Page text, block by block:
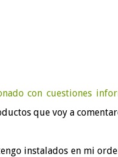
con cuestiones
que voy a
instalados en mi